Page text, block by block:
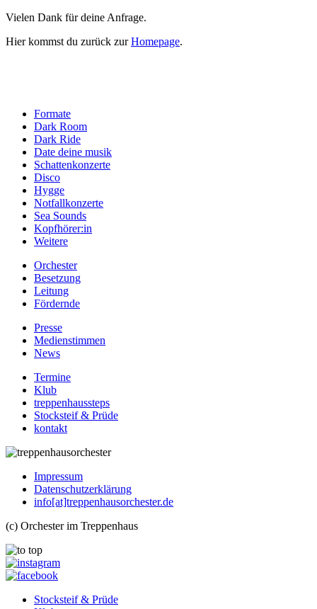
Vielen Dank für deine Anfrage.
Hier kommst du zurück zurHomepage.
Formate
Dark Room
Dark Ride
Date deine musik
Schattenkonzerte
Disco
Hygge
Notfallkonzerte
Sea Sounds
Kopfhörer:in
Weitere
Orchester
Besetzung
Leitung
Fördernde
Presse
Medienstimmen
News
Termine
Klub
treppenhaussteps
Stocksteif & Prüde
kontakt
Impressum
Datenschutzerklärung
info[at]treppenhausorchester.de
(c) Orchester im Treppenhaus
Stocksteif & Prüde